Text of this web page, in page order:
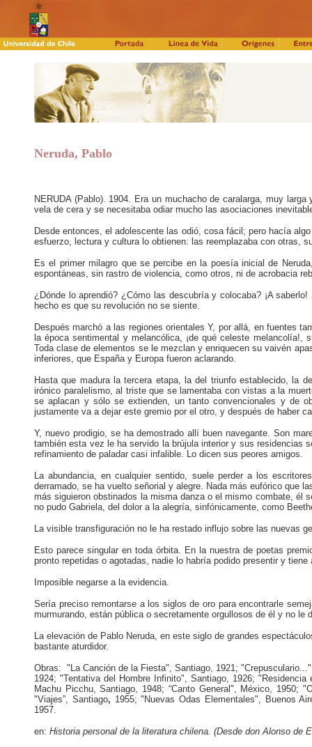
Neruda, Pablo
NERUDA (Pablo). 1904. Era un muchacho de caralarga, muy
vela de cera y se necesitaba odiar mucho las asociaciones
Desde entonces, el adolescente las odió, cosa fácil; pero hacía
esfuerzo, lectura y cultura lo obtienen: las reemplazaba con otras,
Es el primer milagro que se percibe en la poesía inicial de
espontáneas, sin rastro de violencia, como otros, ni de acrobacia
¿Dónde lo aprendió? ¿Cómo las descubría y colocaba? ¡A
hecho es que su revolución no se siente.
Después marchó a las regiones orientales Y, por allá, en fuentes
la época sentimental y melancólica, ¡de qué celeste
Toda clase de elementos se le mezclan y enriquecen su vaivén
inferiores, que España y Europa fueron aclarando.
Hasta que madura la tercera etapa, la del triunfo establecido, la
irónico paralelismo, al triste que se lamentaba con vistas a la
se aplacan y sólo se extienden, un tanto convencionales y de
justamente va a dejar este gremio por el otro, y después de haber
Y, nuevo prodigio, se ha demostrado allí buen navegan­te. Son
también esta vez le ha servido la brújula interior y sus
­refinamiento de paladar casi infalible. Lo dicen sus peores amigos.
La abundancia, en cualquier sentido, suele perder a los
derramado, se ha vuelto señorial y alegre. Nada más eufórico que
más siguieron obstinados la misma danza o el mismo com­bate, él
no pudo Gabriela, del dolor a la alegría, sinfónicamente, como
La visible transfiguración no le ha restado influjo so­bre las nuevas
Esto parece singular en toda órbita. En la nuestra de poetas
pronto repetidas o ago­tadas, nadie lo habría podido presentir y tiene
Imposible negarse a la evidencia.
Sería preciso remontarse a los siglos de oro para en­contrarle
murmurando, están pública o secretamente orgullosos de él y no
La elevación de Pablo Neruda, en este siglo de grandes
bastante aturdidor.
Obras: "La Canción de la Fiesta", Santiago, 1921;
1924; "Tentativa del Hombre Infinito", Santiago, 1926; "Residencia
Machu Picchu, Santiago, 1948; “Canto General", México, 1950;
"Viajes”, San­tiago, 1955; "Nuevas Odas Elementales", Buenos
1957.
en: Historia personal de la literatura chilena. (Desde don Alonso de